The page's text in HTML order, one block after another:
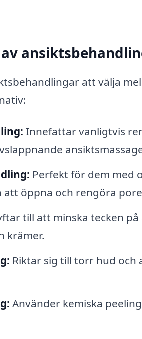
att välja
Innefattar vanligtvis
Perfekt för dem med
att öppna och rengöra
till att minska tecken
krämer.
Riktar sig till torr hud och
Använder kemiska